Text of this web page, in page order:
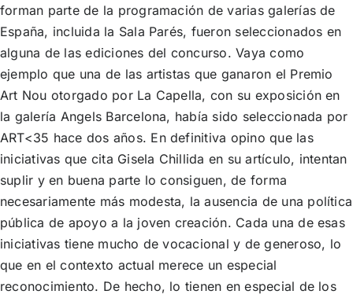
forman parte de la programación de varias galerías de
España, incluida la Sala Parés, fueron seleccionados en
alguna de las ediciones del concurso. Vaya como
ejemplo que una de las artistas que ganaron el Premio
Art Nou otorgado por La Capella, con su exposición en
la galería Angels Barcelona, había sido seleccionada por
ART<35 hace dos años. En definitiva opino que las
iniciativas que cita Gisela Chillida en suartículo, intentan
suplir y en buena parte lo consiguen, de forma
necesariamente más modesta, la ausencia de una política
pública de apoyo a la joven creación. Cada una de esas
iniciativas tiene mucho de vocacional y de generoso, lo
que en el contexto actual merece un especial
reconocimiento. De hecho, lo tienen en especial de los